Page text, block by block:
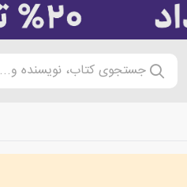
جستجوی کتاب، نویسنده و...